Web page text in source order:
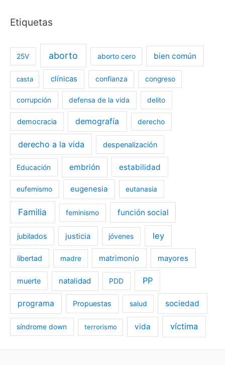
Etiquetas
25V aborto aborto cero bien común
casta clínicas confianza congreso
corrupción defensa de la vida delito
democracia demografía derecho
derecho a la vida despenalización
Educación embrión estabilidad
eufemismo eugenesia eutanasia
Familia feminismo función social
jubilados justicia jóvenes ley
libertad madre matrimonio mayores
muerte natalidad PDD PP
programa Propuestas salud sociedad
síndrome down terrorismo vida víctima